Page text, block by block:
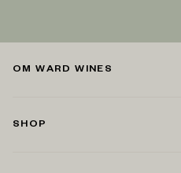
OM WARD WINES
SHOP